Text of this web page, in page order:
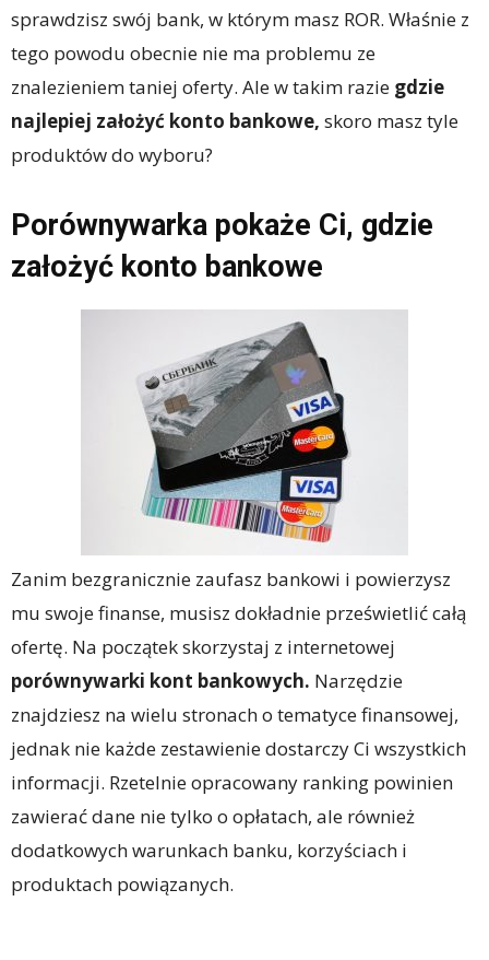
sprawdzisz swój bank, w którym masz ROR. Właśnie z
tego powodu obecnie nie ma problemu ze
znalezieniem taniej oferty. Ale w takim razie gdzie
najlepiej założyć konto bankowe, skoro masz tyle
produktów do wyboru?
Porównywarka pokaże Ci, gdzie
założyć konto bankowe
Zanim bezgranicznie zaufasz bankowi i powierzysz
mu swoje finanse, musisz dokładnie prześwietlić całą
ofertę. Na początek skorzystaj z internetowej
porównywarki kont bankowych. Narzędzie
znajdziesz na wielu stronach o tematyce finansowej,
jednak nie każde zestawienie dostarczy Ci wszystkich
informacji. Rzetelnie opracowany ranking powinien
zawierać dane nie tylko o opłatach, ale również
dodatkowych warunkach banku, korzyściach i
produktach powiązanych.